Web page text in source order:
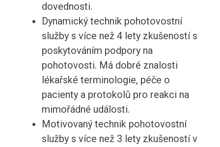
dovednosti.
Dynamický technik pohotovostní
služby s více než 4 lety zkušeností s
poskytováním podpory na
pohotovosti. Má dobré znalosti
lékařské terminologie, péče o
pacienty a protokolů pro reakci na
mimořádné události.
Motivovaný technik pohotovostní
služby s více než 3 lety zkušeností v